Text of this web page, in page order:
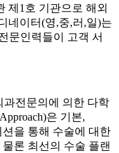
제1호 기관으로 해외
네이터(영,중,러,일)는
문인력들이 고객 서
전문의에 의한 다학
은 기본,
을 통해 수술에 대한
론 최선의 수술 플랜